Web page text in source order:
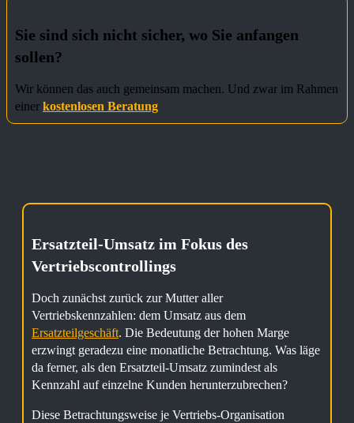
Sie sind sich nicht sicher, wo Sie anfangen
sollen?
Wir können das auch gemeinsam machen. Und zwar im Rahmen
einer kostenlosen Beratung
Ersatzteil-Umsatz im Fokus des
Vertriebscontrollings
Doch zunächst zurück zur Mutter aller
Vertriebskennzahlen: dem Umsatz aus dem
Ersatzteilgeschäft. Die Bedeutung der hohen Marge
erzwingt geradezu eine monatliche Betrachtung. Was läge
da ferner, als den Ersatzteil-Umsatz zumindest als
Kennzahl auf einzelne Kunden herunterzubrechen?
Diese Betrachtungsweise je Vertriebs-Organisation